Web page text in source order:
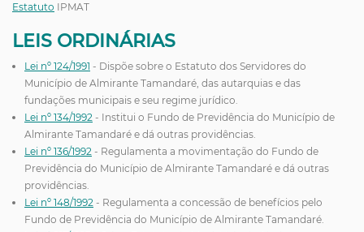
Estatuto IPMAT
LEIS ORDINÁRIAS
Lei nº 124/1991 - Dispõe sobre o Estatuto dos Servidores do
Município de Almirante Tamandaré, das autarquias e das
fundações municipais e seu regime jurídico.
Lei nº 134/1992 - Institui o Fundo de Previdência do Município de
Almirante Tamandaré e dá outras providências.
Lei nº 136/1992 - Regulamenta a movimentação do Fundo de
Previdência do Município de Almirante Tamandaré e dá outras
providências.
Lei nº 148/1992 - Regulamenta a concessão de benefícios pelo
Fundo de Previdência do Município de Almirante Tamandaré.